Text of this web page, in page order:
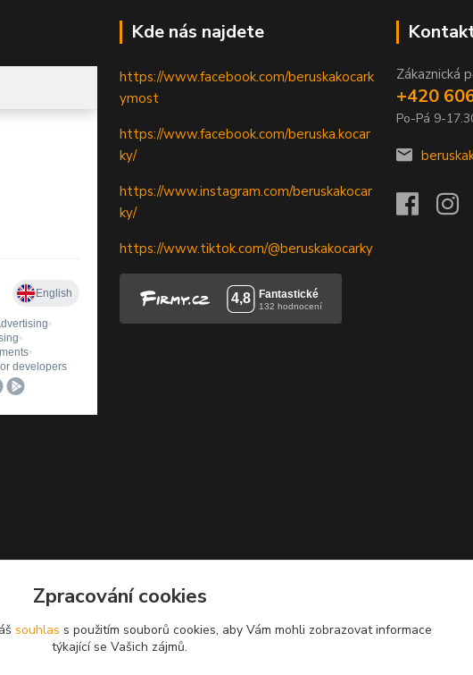
Kde nás najdete
https://www.facebook.com/beruskakocark
ymost
https://www.facebook.com/beruska.kocar
ky/
https://www.instagram.com/beruskakocar
ky/
https://www.tiktok.com/@beruskakocarky
Zákaznická
+420
Po-Pá 9-
Zpracování cookies
souhlas s použitím souborů cookies, aby Vám mohli zobrazovat informace
týkající se Vašich zájmů.